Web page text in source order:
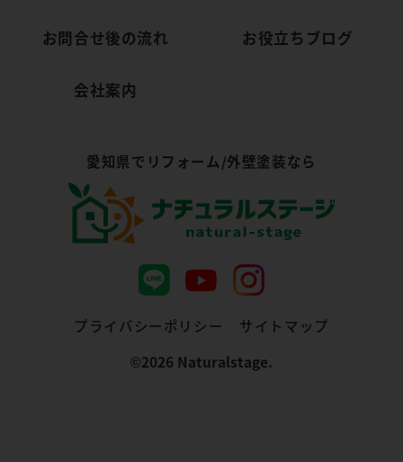
お問合せ後の流れ お役立ちブログ
会社案内
愛知県でリフォーム/外壁塗装なら
プライバシーポリシー
サイトマップ
©︎2026 Naturalstage.